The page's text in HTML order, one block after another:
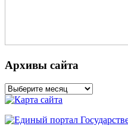
Архивы сайта
Архивы
сайта